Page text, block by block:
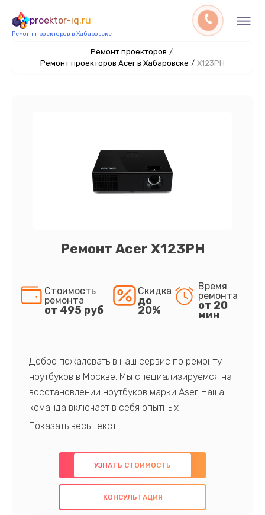
proektor-iq.ru
Ремонт проекторов в Хабаровске
Ремонт проекторов /
Ремонт проекторов Acer в Хабаровске / X123PH
Ремонт Acer X123PH
Стоимость
ремонта
от 495 руб
Скидка
до
20%
Время
ремонта
от 20
мин
Добро пожаловать в наш сервис по ремонту
ноутбуков в Москве. Мы специализируемся на
восстановлении ноутбуков марки Aser. Наша
команда включает в себя опытных
профессионалов с обширными знаниями и
предлагаем быстрый и качественный ремонт с
использованием оригинальных компонентов, а
также гарантируем качество всех
проведенных работ. Наша цель - предоставить
УЗНАТЬ СТОИМОСТЬ
КОНСУЛЬТАЦИЯ